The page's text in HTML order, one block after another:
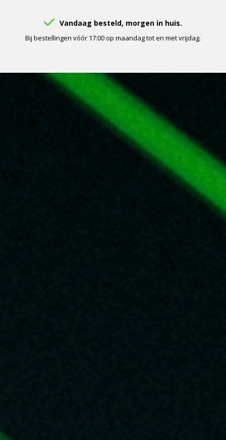
Vandaag besteld, morgen in huis.
Bij bestellingen vóór 17:00 op maandag tot en met vrijdag.